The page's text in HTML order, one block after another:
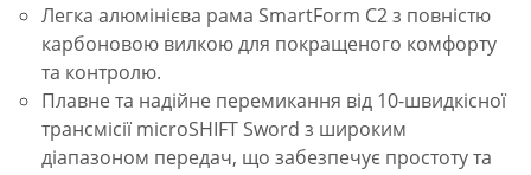
Легка алюмінієва рама SmartForm C2 з повністю
карбоновою вилкою для покращеного комфорту
та контролю.
Плавне та надійне перемикання від 10-швидкісної
трансмісії microSHIFT Sword з широким
діапазоном передач, що забезпечує простоту та